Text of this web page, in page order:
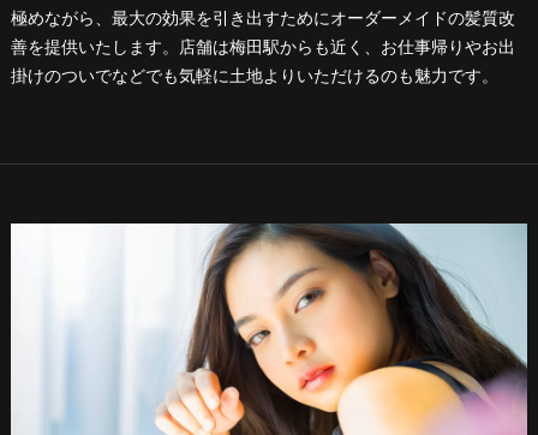
極めながら、最大の効果を引き出すためにオーダーメイドの髪質改
善を提供いたします。店舗は梅田駅からも近く、お仕事帰りやお出
掛けのついでなどでも気軽に土地よりいただけるのも魅力です。